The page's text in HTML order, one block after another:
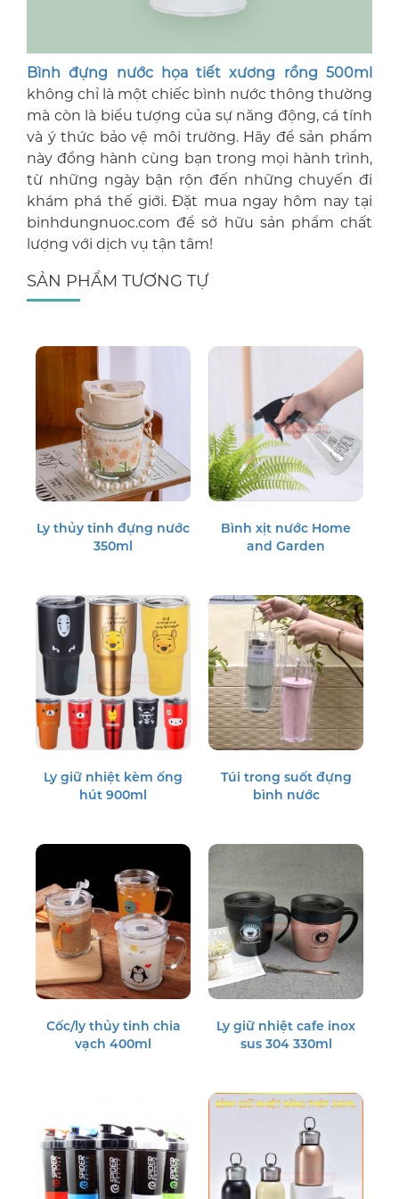
Bình đựng nước họa tiết xương rồng 500ml
không chỉ là một chiếc bình nước thông thường
mà còn là biểu tượng của sự năng động, cá tính
và ý thức bảo vệ môi trường. Hãy để sản phẩm
này đồng hành cùng bạn trong mọi hành trình,
từ những ngày bận rộn đến những chuyến đi
khám phá thế giới. Đặt mua ngay hôm nay tại
binhdungnuoc.com để sở hữu sản phẩm chất
lượng với dịch vụ tận tâm!
SẢN PHẨM TƯƠNG TỰ
Ly thủy tinh đựng nước
350ml
Bình xịt nước Home
and Garden
Ly giữ nhiệt kèm ống
hút 900ml
Túi trong suốt đựng
bình nước
Cốc/ly thủy tinh chia
vạch 400ml
Ly giữ nhiệt cafe inox
sus 304 330ml